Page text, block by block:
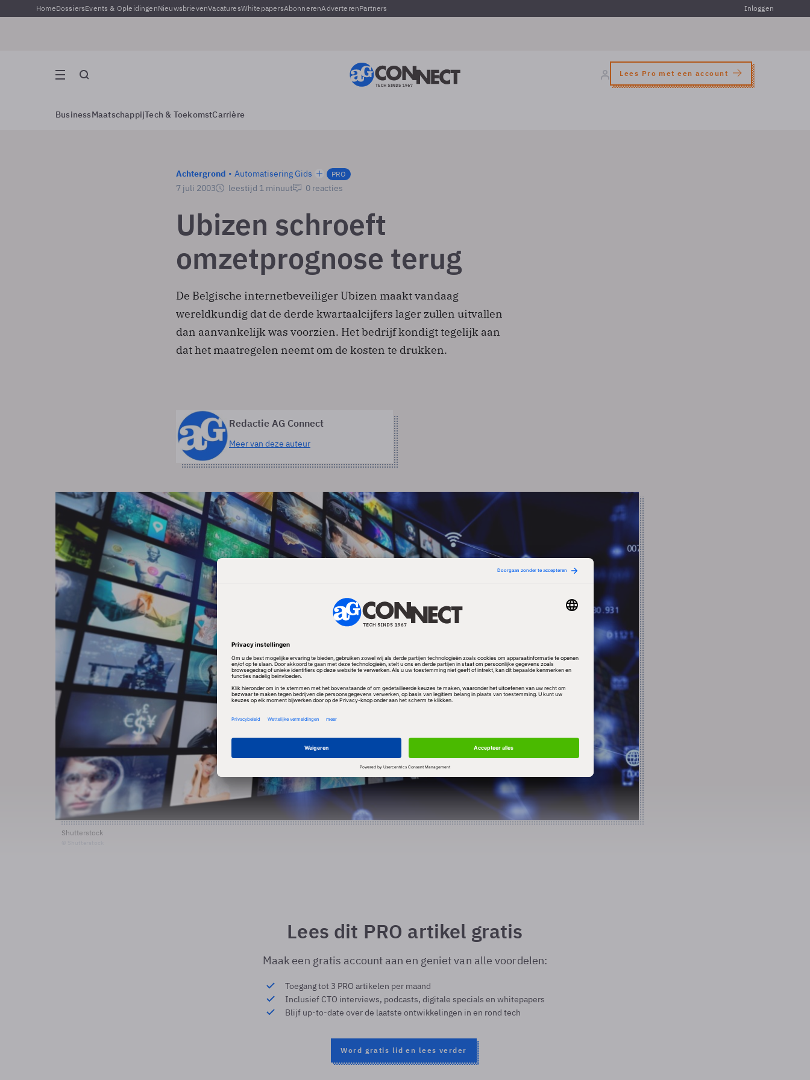
HomeDossiersEvents & OpleidingenNieuwsbrievenVacaturesWhitepapersAbonnerenAdverterenPartners Inloggen
Lees Pro met een account
BusinessMaatschappijTech & ToekomstCarrière
Achtergrond Automatisering Gids PRO
7 juli 2003 leestijd 1 minuut 0 reacties
Ubizen schroeft
omzetprognose terug
De Belgische internetbeveiliger Ubizen maakt vandaag
wereldkundig dat de derde kwartaalcijfers lager zullen uitvallen
dan aanvankelijk was voorzien. Het bedrijf kondigt tegelijk aan
dat het maatregelen neemt om de kosten te drukken.
Redactie AG Connect
Meer van deze auteur
Shutterstock
Lees dit PRO artikel gratis
Maak een gratis account aan en geniet van alle voordelen:
Toegang tot 3 PRO artikelen per maand
Inclusief CTO interviews, podcasts, digitale specials en whitepapers
Blijf up-to-date over de laatste ontwikkelingen in en rond tech
Word gratis lid en lees verder